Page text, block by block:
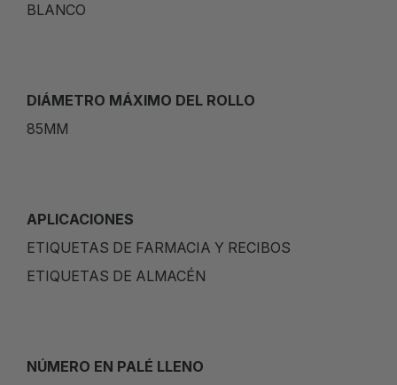
BLANCO
DIÁMETRO MÁXIMO DEL ROLLO
85MM
APLICACIONES
ETIQUETAS DE FARMACIA Y RECIBOS
ETIQUETAS DE ALMACÉN
NÚMERO EN PALÉ LLENO